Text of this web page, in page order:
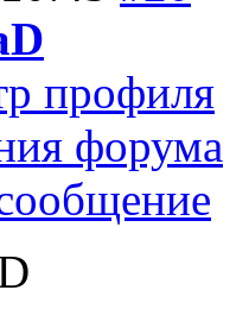
профиля
форума